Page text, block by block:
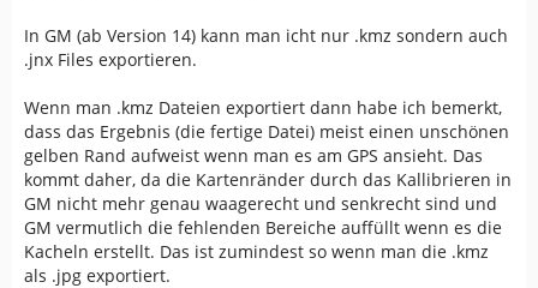
In GM (ab Version 14) kann man icht nur .kmz sondern auch
.jnx Files exportieren.
Wenn man .kmz Dateien exportiert dann habe ich bemerkt,
dass das Ergebnis (die fertige Datei) meist einen unschönen
gelben Rand aufweist wenn man es am GPS ansieht. Das
kommt daher, da die Kartenränder durch das Kallibrieren in
GM nicht mehr genau waagerecht und senkrecht sind und
GM vermutlich die fehlenden Bereiche auffüllt wenn es die
Kacheln erstellt. Das ist zumindest so wenn man die .kmz
als .jpg exportiert.